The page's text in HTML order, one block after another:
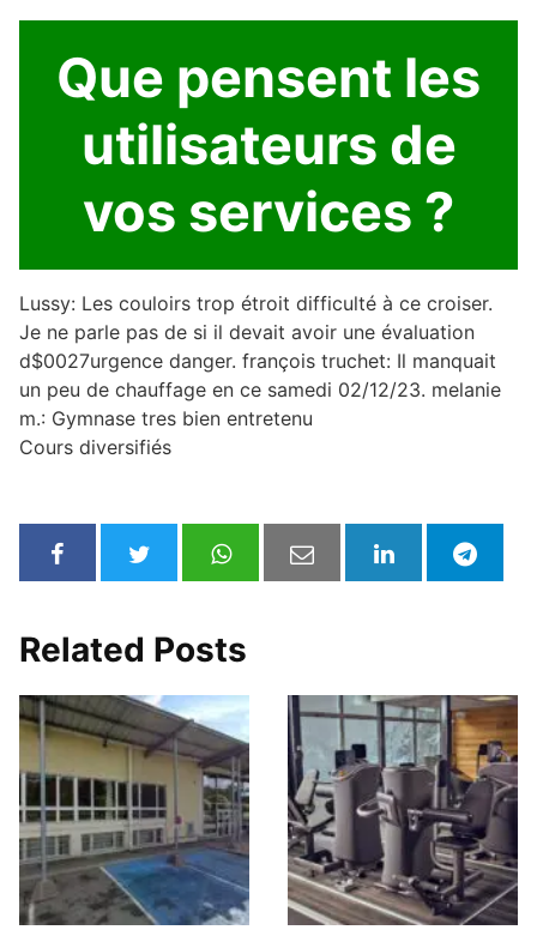
Que pensent les
utilisateurs de
vos services ?
Lussy: Les couloirs trop étroit difficulté à ce croiser.
Je ne parle pas de si il devait avoir une évaluation
d$0027urgence danger. françois truchet: Il manquait
un peu de chauffage en ce samedi 02/12/23. melanie
m.: Gymnase tres bien entretenu
Cours diversifiés
Related Posts